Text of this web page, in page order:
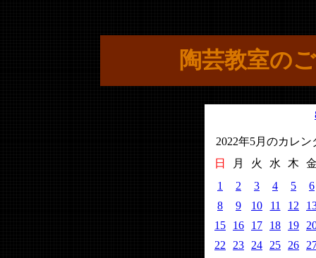
陶芸教室の
2022年5月のカレン
日
月 火 水 木
1
2 3 4 5
6
8
9 10 11 12
15
16 17 18 19
22
23 24 25 26